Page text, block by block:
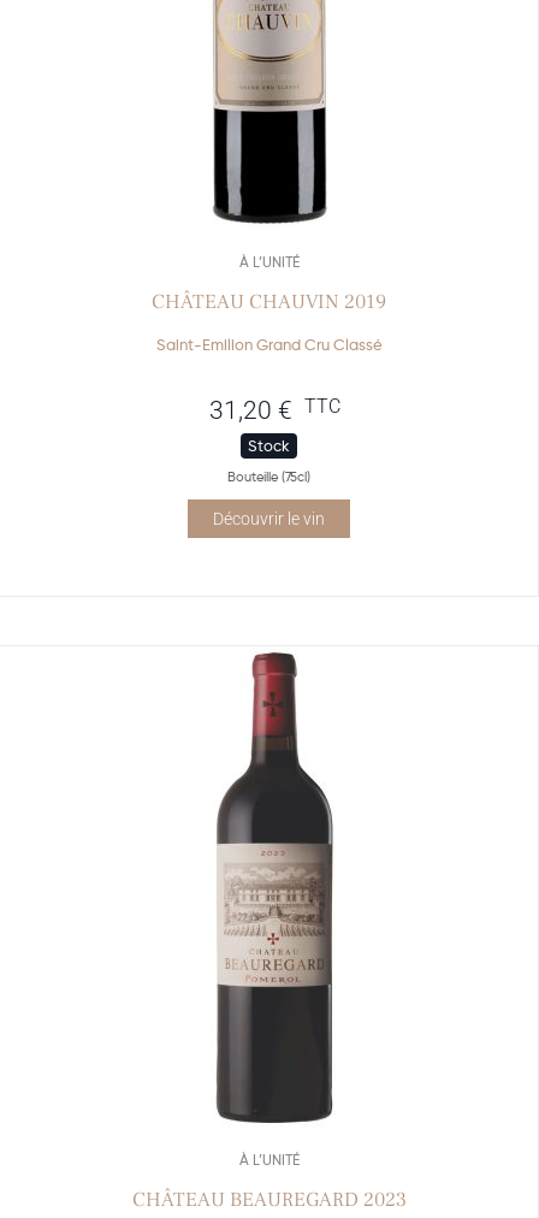
À L’UNITÉ
CHÂTEAU CHAUVIN 2019
Saint-Emilion Grand Cru Classé
31,20 € TTC
Stock
Bouteille (75cl)
Découvrir le vin
À L’UNITÉ
CHÂTEAU BEAUREGARD 2023